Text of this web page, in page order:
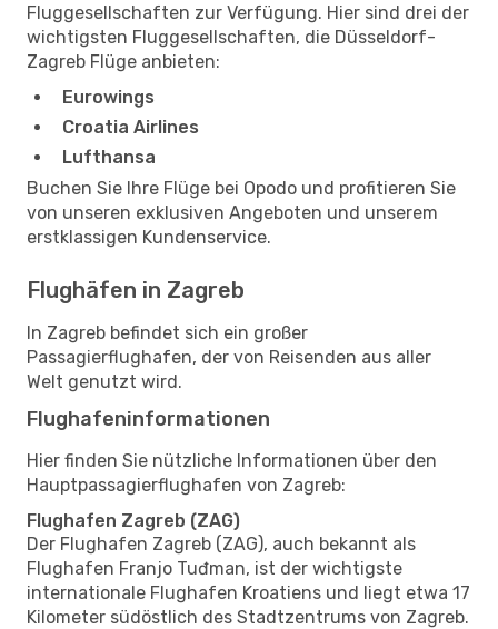
Fluggesellschaften zur Verfügung. Hier sind drei der
wichtigsten Fluggesellschaften, die Düsseldorf-
Zagreb Flüge anbieten:
Eurowings
Croatia Airlines
Lufthansa
Buchen Sie Ihre Flüge bei Opodo und profitieren Sie
von unseren exklusiven Angeboten und unserem
erstklassigen Kundenservice.
Flughäfen in Zagreb
In Zagreb befindet sich ein großer
Passagierflughafen, der von Reisenden aus aller
Welt genutzt wird.
Flughafeninformationen
Hier finden Sie nützliche Informationen über den
Hauptpassagierflughafen von Zagreb:
Flughafen Zagreb (ZAG)
Der Flughafen Zagreb (ZAG), auch bekannt als
Flughafen Franjo Tuđman, ist der wichtigste
internationale Flughafen Kroatiens und liegt etwa 17
Kilometer südöstlich des Stadtzentrums von Zagreb.